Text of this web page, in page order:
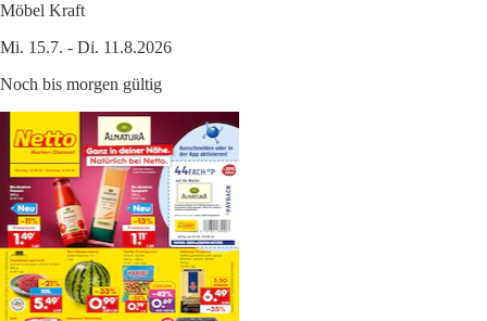
Möbel Kraft
Mi. 15.7. - Di. 11.8.2026
Noch bis morgen gültig